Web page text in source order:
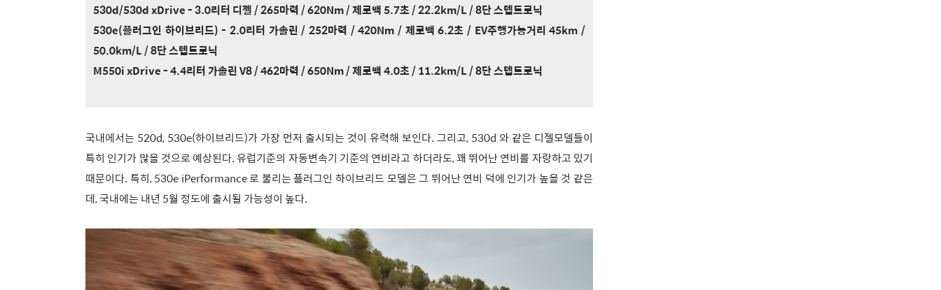
530d/530d xDrive - 3.0리터 디젤 / 265마력 / 620Nm / 제로백 5.7초 / 22.2km/L / 8단 스텝트로닉
530e(플러그인 하이브리드) - 2.0리터 가솔린 / 252마력 / 420Nm / 제로백 6.2초 / EV주행가능거리 45km /
50.0km/L / 8단 스텝트로닉
M550i xDrive - 4.4리터 가솔린 V8 / 462마력 / 650Nm / 제로백 4.0초 / 11.2km/L / 8단 스텝트로닉
국내에서는 520d, 530e(하이브리드)가 가장 먼저 출시되는 것이 유력해 보인다. 그리고, 530d 와 같은 디젤모델들이
특히 인기가 많을 것으로 예상된다. 유럽기준의 자동변속기 기준의 연비라고 하더라도, 꽤 뛰어난 연비를 자랑하고 있기
때문이다. 특히, 530e iPerformance 로 불리는 플러그인 하이브리드 모델은 그 뛰어난 연비 덕에 인기가 높을 것 같은
데, 국내에는 내년 5월 정도에 출시될 가능성이 높다.